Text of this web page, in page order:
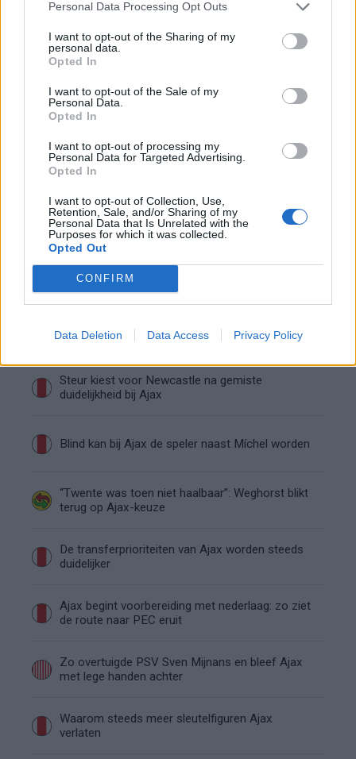
Personal Data Processing Opt Outs
I want to opt-out of the Sharing of my
personal data.
Opted In
I want to opt-out of the Sale of my
Personal Data.
Opted In
I want to opt-out of processing my
Personal Data for Targeted Advertising.
Opted In
I want to opt-out of Collection, Use,
Retention, Sale, and/or Sharing of my
Personal Data that Is Unrelated with the
Purposes for which it was collected.
Opted Out
CONFIRM
Data Deletion Data Access Privacy Policy
Ajax Feyenoord PSV
Ajax richt pijlen op Marokkaanse WK-sensatie
Azzedine Ounahi
Steven Berghuis zorgt voor ophef na harde
tackle in oefenduel van Ajax
Dit houdt de transfer van Marc-André ter Stegen
naar Ajax nog tegen
De terugkeer van Daley Blind past in een groter
plan van Ajax
Kritiek op Engels van Míchel genuanceerd: ‘Ajax-
spelers snappen dat echt wel’
Gloukh krijgt standje en Ceballos wordt gebeld
Steur kiest voor Newcastle na gemiste
duidelijkheid bij Ajax
Blind kan bij Ajax de speler naast Míchel worden
“Twente was toen niet haalbaar”: Weghorst blikt
terug op Ajax-keuze
De transferprioriteiten van Ajax worden steeds
duidelijker
Ajax begint voorbereiding met nederlaag: zo ziet
de route naar PEC eruit
Zo overtuigde PSV Sven Mijnans en bleef Ajax
met lege handen achter
Waarom steeds meer sleutelfiguren Ajax
verlaten